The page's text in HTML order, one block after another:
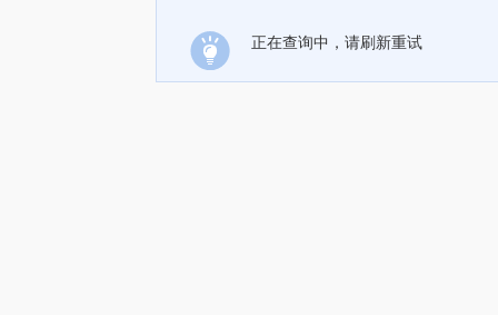
正在查询中，请刷新重试